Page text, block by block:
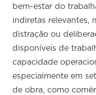
bem-estar do
indiretas relevantes,
distração ou
disponíveis de
capacidade
especialmente em
de obra, como